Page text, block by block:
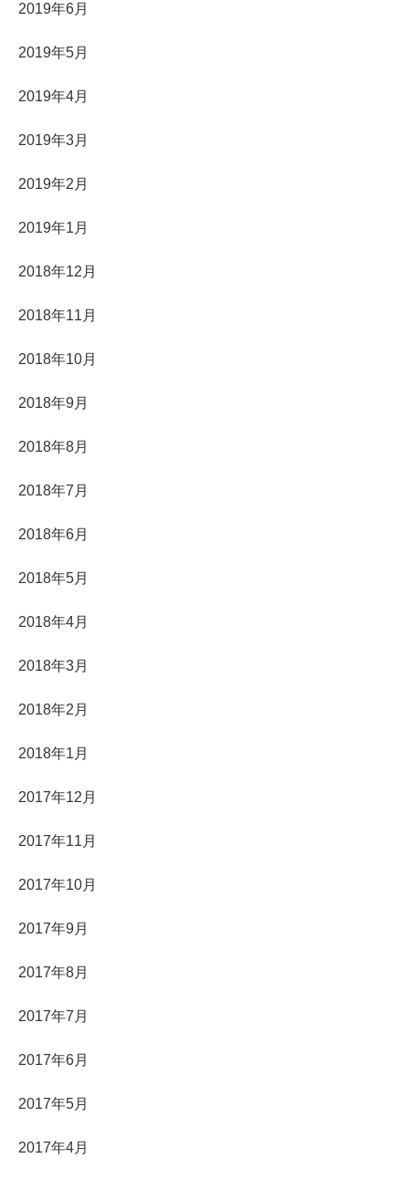
2019年6月
2019年5月
2019年4月
2019年3月
2019年2月
2019年1月
2018年12月
2018年11月
2018年10月
2018年9月
2018年8月
2018年7月
2018年6月
2018年5月
2018年4月
2018年3月
2018年2月
2018年1月
2017年12月
2017年11月
2017年10月
2017年9月
2017年8月
2017年7月
2017年6月
2017年5月
2017年4月